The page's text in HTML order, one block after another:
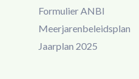
Formulier ANBI
Meerjarenbeleidsplan
Jaarplan 2025